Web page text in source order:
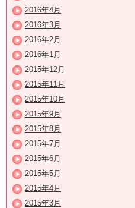
2016年4月
2016年3月
2016年2月
2016年1月
2015年12月
2015年11月
2015年10月
2015年9月
2015年8月
2015年7月
2015年6月
2015年5月
2015年4月
2015年3月